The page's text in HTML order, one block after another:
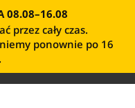
08.08–16.08
przez cały czas.
ponownie po 16